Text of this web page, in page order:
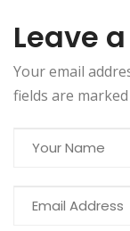
Leave
Your email
fields are marked